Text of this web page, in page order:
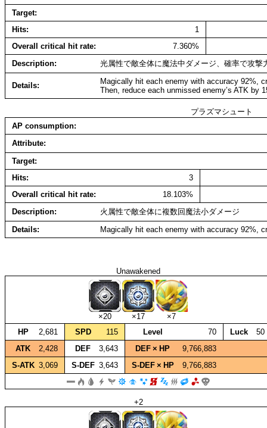
Target
Hits
1
Overall critical hit rate
7.360%
Description
光属性で敵全体に魔法中ダメージ、確率で攻撃
Details
Magically hit each enemy with accuracy 92%,
Then, reduce each unmissed enemy’s ATK by
プラズマシュート
AP consumption
Attribute
Target
Hits
3
Overall critical hit rate
18.103%
Description
火属性で敵全体に複数回魔法小ダメージ
Details
Magically hit each enemy with accuracy 92%,
Unawakened
×20 ×17
×7
HP
2,681 SPD 115 Level 70 Luck
50
ATK
2,428 DEF 3,643 DEF × HP
9,766,883
S‑ATK 3,069 S‑DEF 3,643 S‑DEF × HP 9,766,883
+2